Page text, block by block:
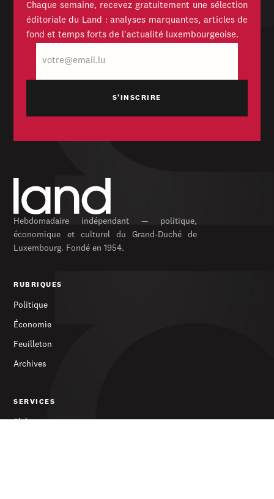
Chaque semaine, recevez gratuitement une sélection
éditoriale du Land : analyses marquantes, articles de
fond et temps forts de l'actualité luxembourgeoise.
mail
Hebdomadaire indépendant — politique,
économique et culturel du Grand-Duché de
Luxembourg. Fondé en 1954.
RUBRIQUES
Politique
Économie
Feuilleton
Archives
SERVICES